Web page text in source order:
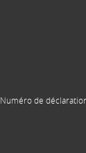
Numéro de